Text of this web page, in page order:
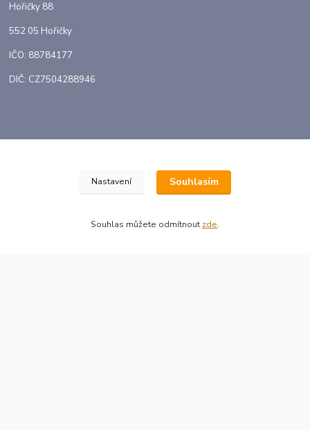
Hořičky 88
552 05 Hořičky
IČO: 88784177
DIČ: CZ7504288946
Nastavení Souhlasím
Souhlas můžete odmítnout zde.